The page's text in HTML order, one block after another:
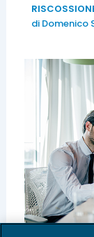
di Domenico